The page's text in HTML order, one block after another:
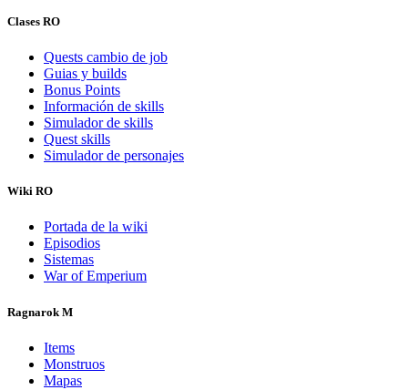
Clases RO
Quests cambio de job
Guias y builds
Bonus Points
Información de skills
Simulador de skills
Quest skills
Simulador de personajes
Wiki RO
Portada de la wiki
Episodios
Sistemas
War of Emperium
Ragnarok M
Items
Monstruos
Mapas